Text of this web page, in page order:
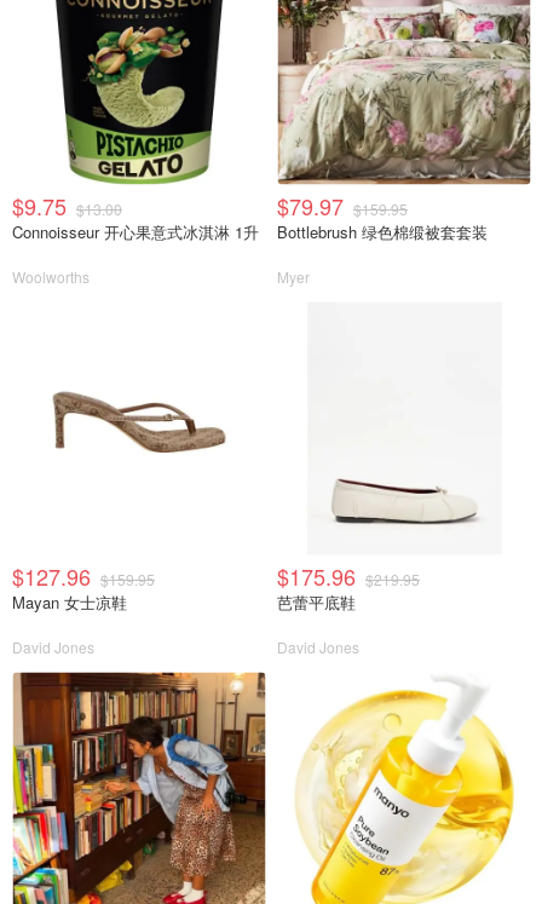
$9.75 $13.00
Connoisseur 开心果意式冰淇淋 1升
Woolworths
$79.97 $159.95
Bottlebrush 绿色棉缎被套套装
Myer
$127.96 $159.95
Mayan 女士凉鞋
David Jones
$175.96 $219.95
芭蕾平底鞋
David Jones